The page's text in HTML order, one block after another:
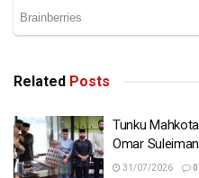
Related Posts
Tunku
Omar Suleiman
31/07/2026 0